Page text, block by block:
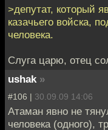
>депутат, который
казачьего войска,
человека.
Слуга царю, отец
ushak »
#106 | 30.09.09 14:06
Атаман явно не
человека (одного),